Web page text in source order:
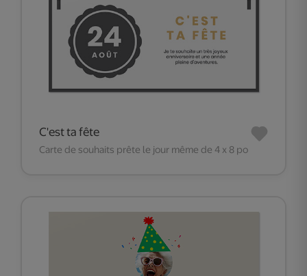
C'est ta fête
Carte de souhaits prête le jour même de 4 x 8 po